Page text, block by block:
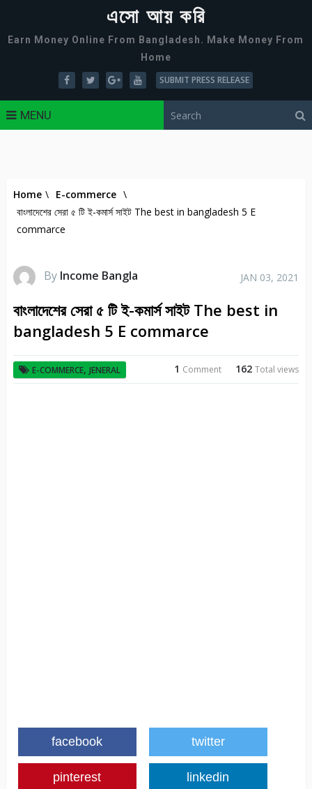
এসো আয় করি
Earn Money Online From Bangladesh. Make Money From
Home
SUBMIT PRESS RELEASE
MENU
Home \ E-commerce \
বাংলাদেশের সেরা ৫ টি ই-কমার্স সাইট The best in bangladesh 5 E
commarce
By Income Bangla JAN 03, 2021
বাংলাদেশের সেরা ৫ টি ই-কমার্স সাইট The best in
bangladesh 5 E commarce
E-COMMERCE, JENERAL 162Total views
1 Comment
facebook twitter
pinterest linkedin